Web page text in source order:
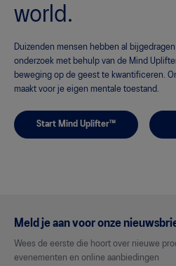
world.
Duizenden mensen hebben al
onderzoek met behulp van de Mind
beweging op de geest te kwantificeren.
maakt voor je eigen mentale toestand.
Start Mind Uplifter™
Meld je aan voor onze
Wees de eerste die hoort over nieuwe
evenementen en online aanbiedingen